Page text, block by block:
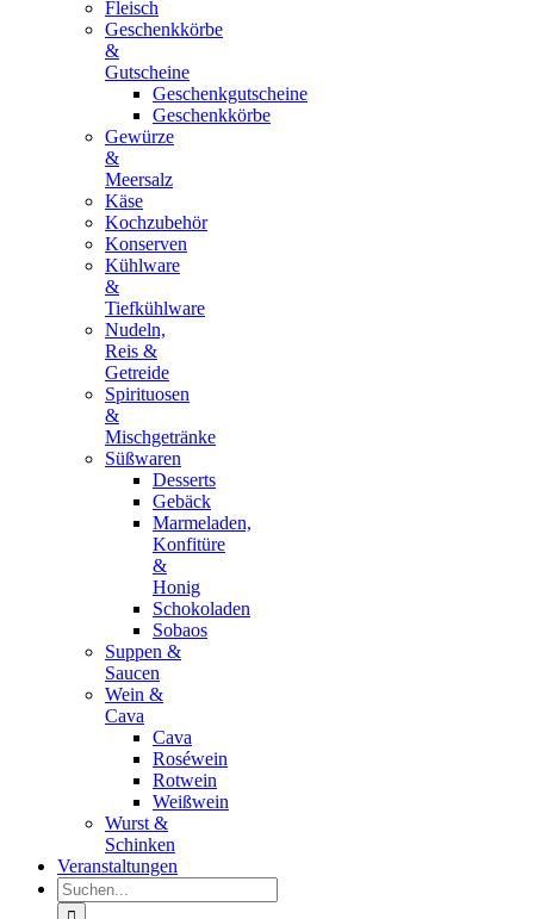
Fleisch
Geschenkkörbe
&
Gutscheine
Geschenkgutscheine
Geschenkkörbe
Gewürze
&
Meersalz
Käse
Kochzubehör
Konserven
Kühlware
&
Tiefkühlware
Nudeln,
Reis &
Getreide
Spirituosen
&
Mischgetränke
Süßwaren
Desserts
Gebäck
Marmeladen,
Konfitüre
&
Honig
Schokoladen
Sobaos
Suppen &
Saucen
Wein &
Cava
Cava
Roséwein
Rotwein
Weißwein
Wurst &
Schinken
Veranstaltungen
Suche
nach: